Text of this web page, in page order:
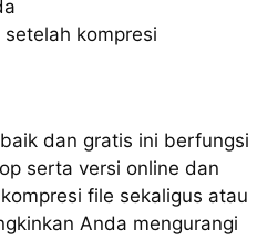
kompresi
dan gratis ini berfungsi
serta versi online dan
file sekaligus atau
Anda mengurangi